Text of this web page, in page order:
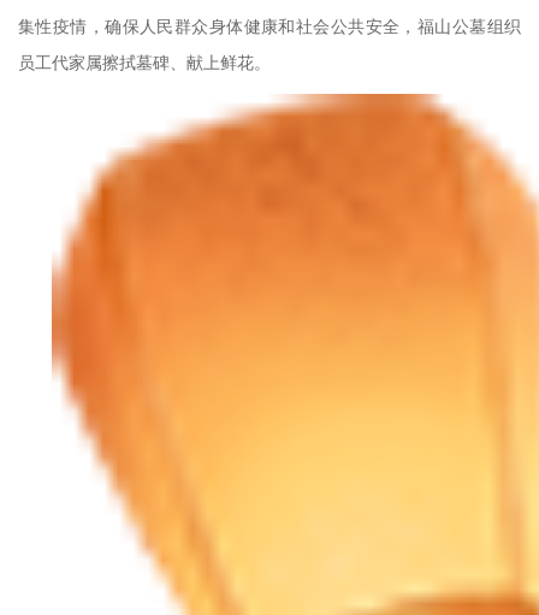
集性疫情，确保人民群众身体健康和社会公共安全，福山公墓组织
员工代家属擦拭墓碑、献上鲜花。